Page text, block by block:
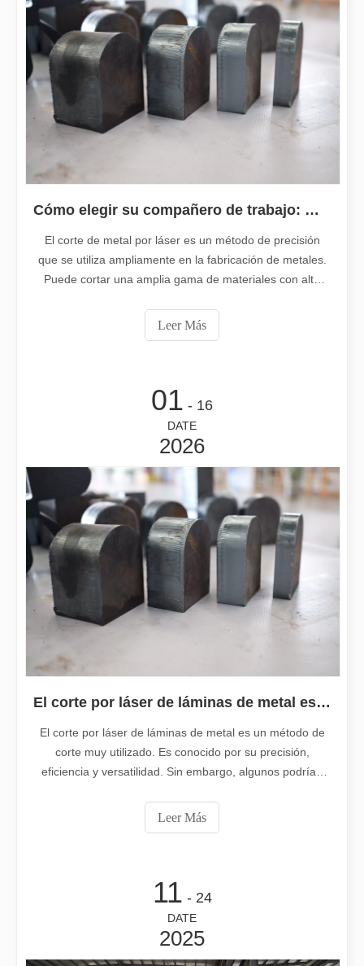
2025-12-16
¿Es una buena elección? ¿Qué tan fuerte es la soldadura láser?
La soldadura láser ha revolucionado la fabricación moderna
¿Qué es el corte por láser? La ciencia del corte En esencia, el
2025-11-20
En el campo del tratamiento y restauración de superficies, la
2025-11-11
Cómo elegir su compañero de trabajo: máquina de corte por láser
El corte de metal por láser es un método de precisión
que se utiliza ampliamente en la fabricación de metales.
Puede cortar una amplia gama de materiales con alta
exploraremos el mayor espesor de metal que se puede
cortar con láser y los factores que influyen en él. 1.
Leer Más
01 - 16
DATE
2026
El corte por láser de láminas de metal es un método de corte muy utilizado.
El corte por láser de láminas de metal es un método de
corte muy utilizado. Es conocido por su precisión,
eficiencia y versatilidad. Sin embargo, algunos podrían
artículo, exploraremos estos 'defectos' de una manera
única, destacando lo que hace que el corte por láser sea
Leer Más
11 - 24
DATE
2025